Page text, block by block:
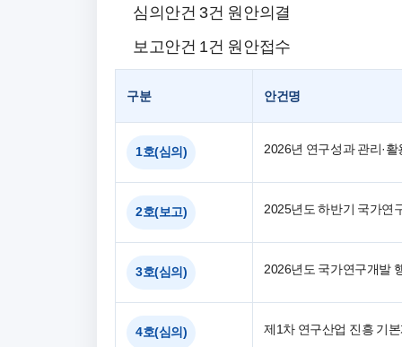
심의안건 3건 원안의결
보고안건 1건 원안접수
구분 안건명
1호(심의) 2026년 연구성과 관리·
2호(보고) 2025년도 하반기 국가연
3호(심의) 2026년도 국가연구개발
4호(심의) 제1차 연구산업 진흥 기